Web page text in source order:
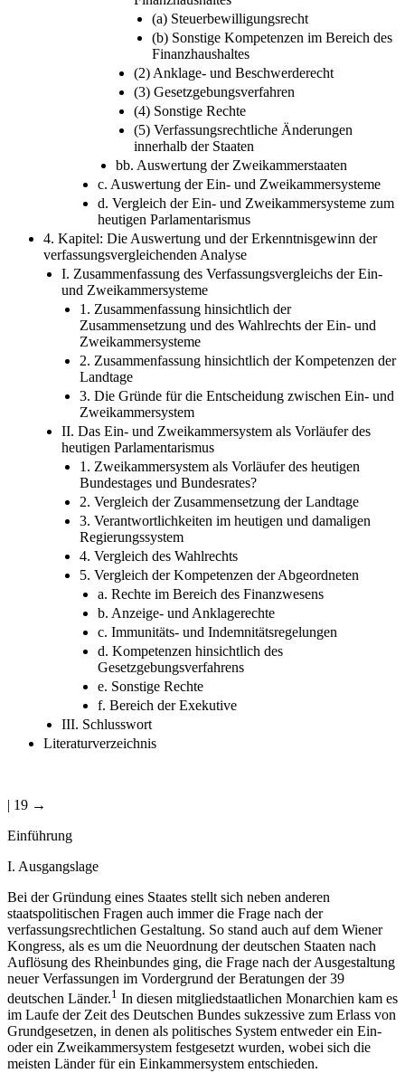
(a) Steuerbewilligungsrecht
(b) Sonstige Kompetenzen im Bereich des
Finanzhaushaltes
(2) Anklage- und Beschwerderecht
(3) Gesetzgebungsverfahren
(4) Sonstige Rechte
(5) Verfassungsrechtliche Änderungen
innerhalb der Staaten
bb. Auswertung der Zweikammerstaaten
c. Auswertung der Ein- und Zweikammersysteme
d. Vergleich der Ein- und Zweikammersysteme zum
heutigen Parlamentarismus
4. Kapitel: Die Auswertung und der Erkenntnisgewinn der
verfassungsvergleichenden Analyse
I. Zusammenfassung des Verfassungsvergleichs der Ein-
und Zweikammersysteme
1. Zusammenfassung hinsichtlich der
Zusammensetzung und des Wahlrechts der Ein- und
Zweikammersysteme
2. Zusammenfassung hinsichtlich der Kompetenzen der
Landtage
3. Die Gründe für die Entscheidung zwischen Ein- und
Zweikammersystem
II. Das Ein- und Zweikammersystem als Vorläufer des
heutigen Parlamentarismus
1. Zweikammersystem als Vorläufer des heutigen
Bundestages und Bundesrates?
2. Vergleich der Zusammensetzung der Landtage
3. Verantwortlichkeiten im heutigen und damaligen
Regierungssystem
4. Vergleich des Wahlrechts
5. Vergleich der Kompetenzen der Abgeordneten
a. Rechte im Bereich des Finanzwesens
b. Anzeige- und Anklagerechte
c. Immunitäts- und Indemnitätsregelungen
d. Kompetenzen hinsichtlich des
Gesetzgebungsverfahrens
e. Sonstige Rechte
f. Bereich der Exekutive
III. Schlusswort
Literaturverzeichnis
| 19 →
Einführung
I. Ausgangslage
Bei der Gründung eines Staates stellt sich neben anderen
staatspolitischen Fragen auch immer die Frage nach der
verfassungsrechtlichen Gestaltung. So stand auch auf dem Wiener
Kongress, als es um die Neuordnung der deutschen Staaten nach
Auflösung des Rheinbundes ging, die Frage nach der Ausgestaltung
neuer Verfassungen im Vordergrund der Beratungen der 39
deutschen Länder.1 In diesen mitgliedstaatlichen Monarchien kam es
im Laufe der Zeit des Deutschen Bundes sukzessive zum Erlass von
Grundgesetzen, in denen als politisches System entweder ein Ein-
oder ein Zweikammersystem festgesetzt wurden, wobei sich die
meisten Länder für ein Einkammersystem entschieden.